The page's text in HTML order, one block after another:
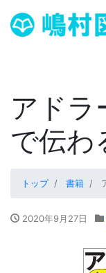
アドラ
で伝わ
トップ 書籍
2020年9月27日